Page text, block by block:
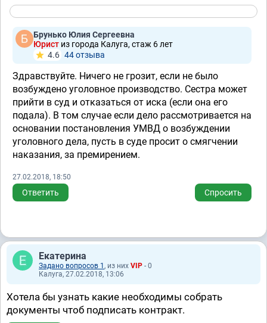
Брунько Юлия Сергеевна
Юрист из города Калуга, стаж 6 лет
4.6 44 отзывa
Здравствуйте. Ничего не грозит, если не было
возбуждено уголовное производство. Сестра может
прийти в суд и отказаться от иска (если она его
подала). В том случае если дело рассмотривается на
основании постановления УМВД о возбуждении
уголовного дела, пусть в суде просит о смягчении
наказания, за премирением.
27.02.2018, 18:50
Ответить Спросить
Екатерина
Задано вопросов 1 , из них VIP - 0
Калуга, 27.02.2018, 13:06
Хотела бы узнать какие необходимы собрать
документы чтоб подписать контракт.